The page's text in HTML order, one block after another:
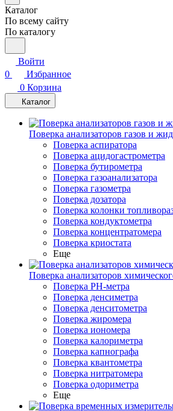
Каталог
По всему сайту
По каталогу
Войти
0
Избранное
0 Корзина
Каталог
Поверка анализаторов газов и
Поверка аспиратора
Поверка ацидогастрометра
Поверка бутирометра
Поверка газоанализатора
Поверка газометра
Поверка дозатора
Поверка колонки
Поверка кондуктометра
Поверка концентратомера
Поверка криостата
Еще
Поверка анализаторов
Поверка PH-метра
Поверка денсиметра
Поверка денситометра
Поверка жиромера
Поверка иономера
Поверка калориметра
Поверка капнографа
Поверка квантометра
Поверка нитратомера
Поверка одориметра
Еще